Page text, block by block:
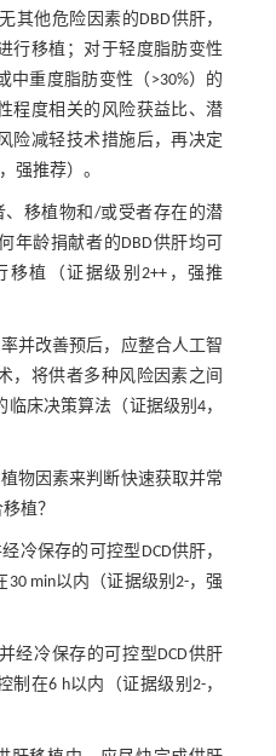
其他危险因素的DBD供肝，
行移植；对于轻度脂肪变性
重度脂肪变性（>30%）的
程度相关的风险获益比、潜
险减轻技术措施后，再决定
强推荐）。
移植物和/或受者存在的潜
年龄捐献者的DBD供肝均可
植（证据级别2++，强推
并改善预后，应整合人工智
，将供者多种风险因素之间
床决策算法（证据级别4，
物因素来判断快速获取并常
植？
冷保存的可控型DCD供肝，
min以内（证据级别2-，强
经冷保存的可控型DCD供肝
在6 h以内（证据级别2-，